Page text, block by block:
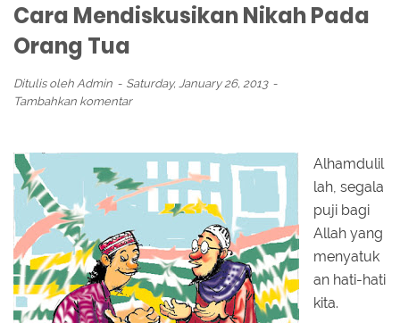
Cara Mendiskusikan Nikah Pada
Orang Tua
Ditulis oleh Admin
Saturday, January 26, 2013
Tambahkan komentar
Alhamdulil
lah, segala
puji bagi
Allah yang
menyatuk
an hati-hati
kita.